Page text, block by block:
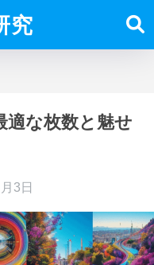
究
適な枚数と魅せ
3日